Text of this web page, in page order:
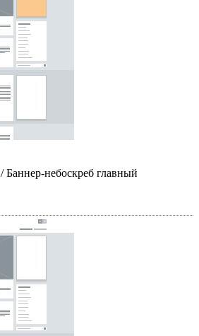
/ Баннер-небоскреб главный